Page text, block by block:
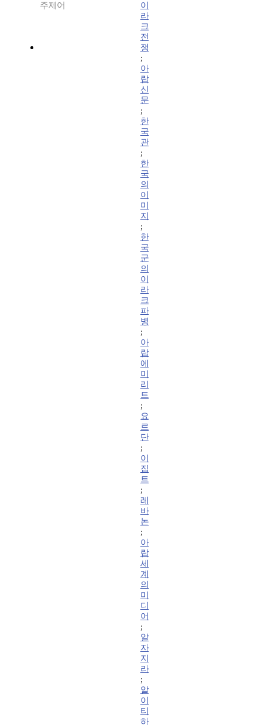
주제어
이
라
크
전
쟁
;
아
랍
신
문
;
한
국
관
;
한
국
의
이
미
지
;
한
국
군
의
이
라
크
파
병
;
아
랍
에
미
리
트
;
요
르
단
;
이
집
트
;
레
바
논
;
아
랍
세
계
의
미
디
어
;
알
자
지
라
;
알
이
티
하